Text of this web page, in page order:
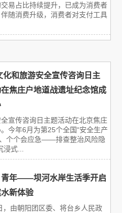
易占比持续提升，已成为消费者
随消费升级，消费者对支付工具
化和旅游安全宣传咨询日主
焦庄户地道战遗址纪念馆成
宣传咨询日主题活动在北京焦庄
今年6月为第25个全国“安全生产
、个个会应急——排查整治风险隐
式...
青年——坝河水岸生活季开启
新体验
，由朝阳团区委、将台乡人民政